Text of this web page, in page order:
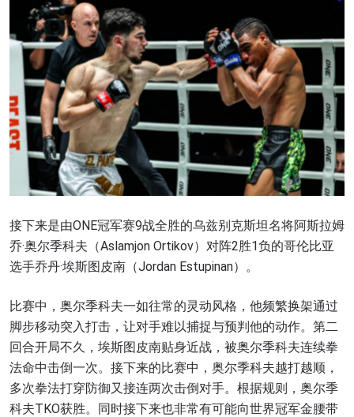
接下来是由ONE冠军赛9战全胜的乌兹别克斯坦名将阿斯拉姆
乔·奥尔季科夫（Aslamjon Ortikov）对阵2胜1负的哥伦比亚
选手乔丹·埃斯图皮南（Jordan Estupinan）。
比赛中，奥尔季科夫一如往常的灵动风格，他频繁换架通过
脚步移动突入打击，让对手难以捕捉与预判他的动作。第二
回合开局不久，埃斯图皮南贴身近战，被奥尔季科夫连续拳
法命中击倒一次。接下来的比赛中，奥尔季科夫越打越顺，
多次拳法打穿防御又接连两次击倒对手。根据规则，奥尔季
科夫TKO获胜。同时接下来也非常有可能向世界冠军金腰带